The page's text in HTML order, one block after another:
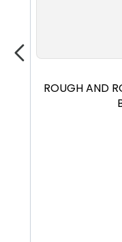
ROUGH AND